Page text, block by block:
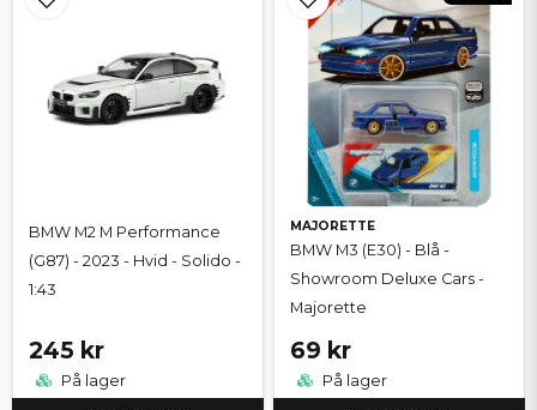
BMW M2 M Performance
(G87) - 2023 - Hvid - Solido -
1:43
245 kr
På lager
MAJORETTE
BMW M3 (E30) - Blå -
Showroom Deluxe Cars -
Majorette
69 kr
På lager